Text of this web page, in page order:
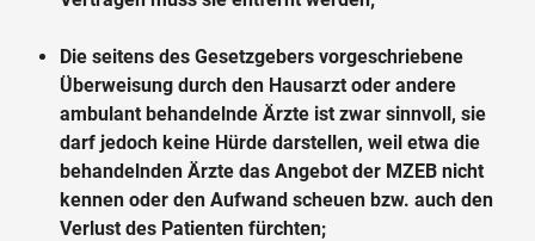
Die seitens des Gesetzgebers vorgeschriebene
Überweisung durch den Hausarzt oder andere
ambulant behandelnde Ärzte ist zwar sinnvoll, sie
darf jedoch keine Hürde darstellen, weil etwa die
behandelnden Ärzte das Angebot der MZEB nicht
kennen oder den Aufwand scheuen bzw. auch den
Verlust des Patienten fürchten;